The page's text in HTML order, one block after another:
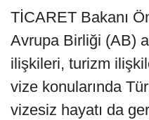
TİCARET Bakanı
Avrupa Birliği (AB)
ilişkileri, turizm
vize konularında
vizesiz hayatı da